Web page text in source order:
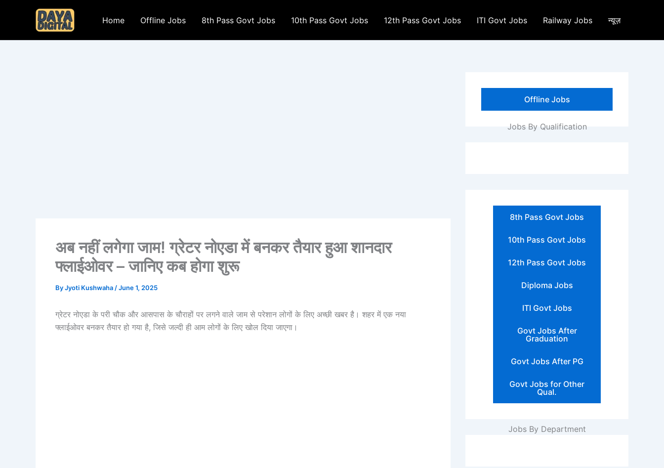
Home Offline Jobs 8th Pass Govt Jobs 10th Pass Govt Jobs 12th Pass Govt Jobs ITI Govt Jobs Railway Jobs न्यूज़
अब नहीं लगेगा जाम! ग्रेटर नोएडा में बनकर तैयार हुआ शानदार
फ्लाईओवर – जानिए कब होगा शुरू
ByJyoti Kushwaha /June 1, 2025
ग्रेटर नोएडा के परी चौक और आसपास के चौराहों पर लगने वाले जाम से परेशान लोगों के लिए अच्छी खबर है। शहर में एक नया
फ्लाईओवर बनकर तैयार हो गया है, जिसे जल्दी ही आम लोगों के लिए खोल दिया जाएगा।
Offline Jobs
Jobs By Qualification
8th Pass Govt Jobs
10th Pass Govt Jobs
12th Pass Govt Jobs
Diploma Jobs
ITI Govt Jobs
Govt Jobs After
Graduation
Govt Jobs After PG
Govt Jobs for Other
Qual.
Jobs By Department